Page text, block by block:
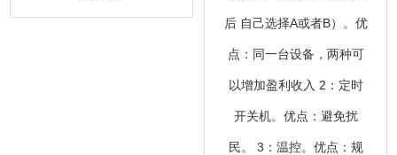
后 自己选择A或者B）。优
点：同一台设备，两种可
以增加盈利收入 2：定时
开关机。优点：避免扰
民。 3：温控。优点：规